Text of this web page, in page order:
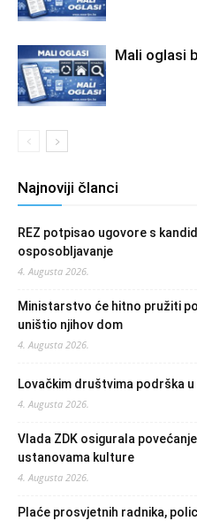
Mali oglasi
Najnoviji članci
REZ potpisao ugovore s
osposobljavanje
4. Augusta 2026.
Ministarstvo će hitno pružiti
uništio njihov dom
4. Augusta 2026.
Lovačkim društvima podrška
4. Augusta 2026.
Vlada ZDK osigurala
ustanovama kulture
4. Augusta 2026.
Plaće prosvjetnih radnika,